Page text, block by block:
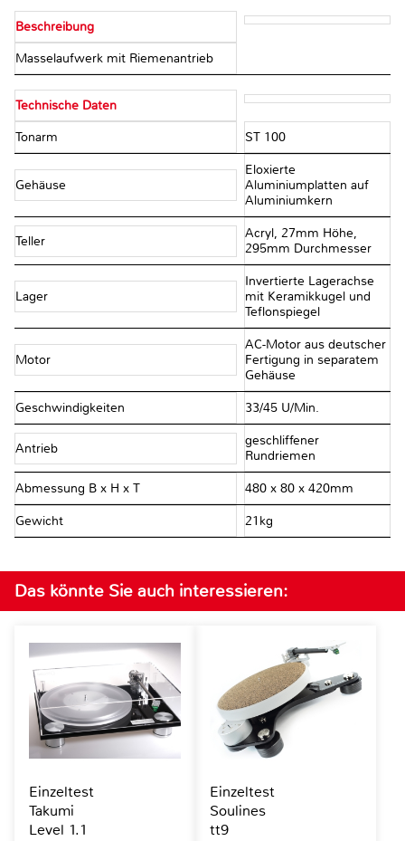
Beschreibung
Masselaufwerk mit Riemenantrieb
Technische Daten
Tonarm ST 100
Gehäuse
Eloxierte
Aluminiumplatten auf
Aluminiumkern
Teller
Acryl, 27mm Höhe,
295mm Durchmesser
Lager
Invertierte Lagerachse
mit Keramikkugel und
Teflonspiegel
Motor
AC-Motor aus deutscher
Fertigung in separatem
Gehäuse
Geschwindigkeiten 33/45 U/Min.
Antrieb
geschliffener
Rundriemen
Abmessung B x H x T 480 x 80 x 420mm
Gewicht 21kg
Das könnte Sie auch interessieren:
Einzeltest
Takumi
Level 1.1
Einzeltest
Soulines
tt9